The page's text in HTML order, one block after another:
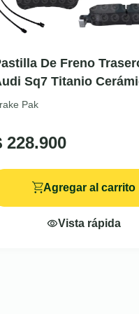
De Freno
Sq7 Titanio
Pak
228.900
Agregar al carrito
Vista rápida